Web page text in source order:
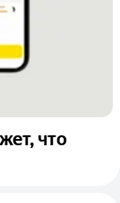
что